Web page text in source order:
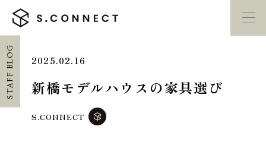
家づくり勉強会
STAFF BLOG 2025.02.16
新橋モデルハウスの家具選び
S.CONNECT